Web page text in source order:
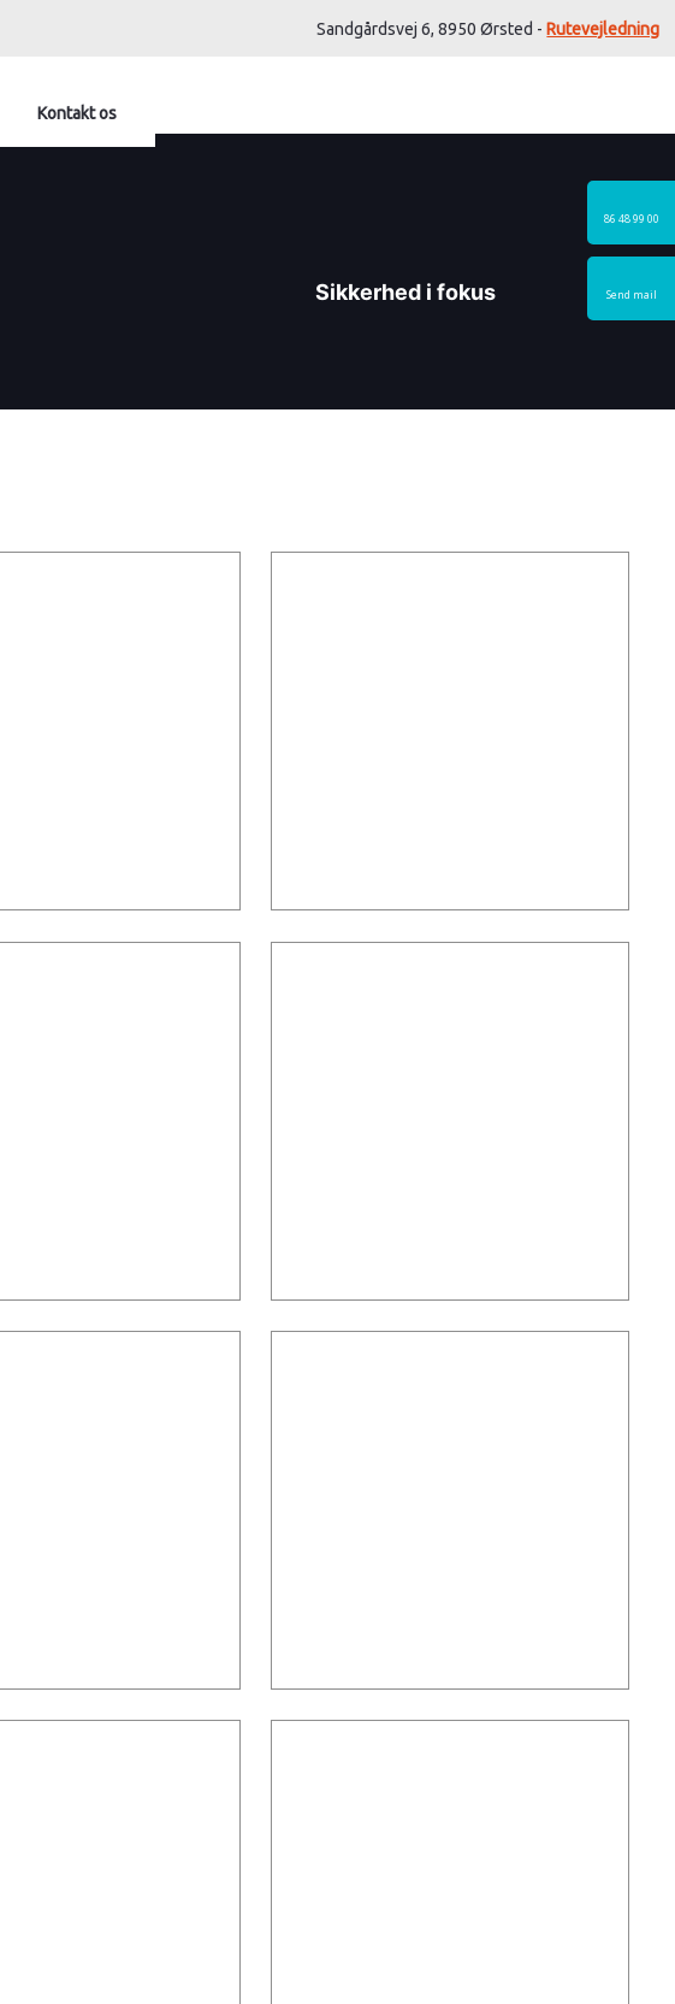
86 48 99 00
Send mail
Sandgårdsvej 6, 8950 Ørsted -Rutevejledning​
Kontakt os
Sikkerhed i fokus